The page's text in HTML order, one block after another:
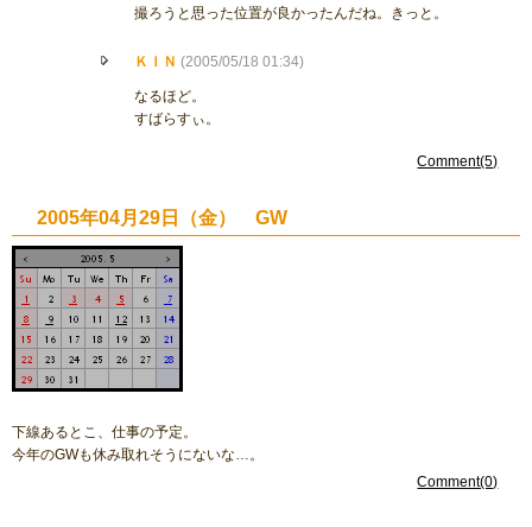
撮ろうと思った位置が良かったんだね。きっと。
ＫＩＮ (2005/05/18 01:34)
なるほど。
すばらすぃ。
Comment(5)
2005年04月29日（金） GW
下線あるとこ、仕事の予定。
今年のGWも休み取れそうにないな…。
Comment(0)